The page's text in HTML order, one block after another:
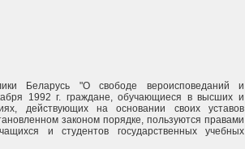
Беларусь "О свободе вероисповеданий и
1992 г. граждане, обучающиеся в высших и
действующих на основании своих уставов
законом порядке, пользуются правами
и студентов государственных учебных